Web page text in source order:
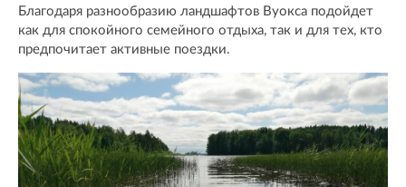
Благодаря разнообразию ландшафтов Вуокса подойдет
как для спокойного семейного отдыха, так и для тех, кто
предпочитает активные поездки.